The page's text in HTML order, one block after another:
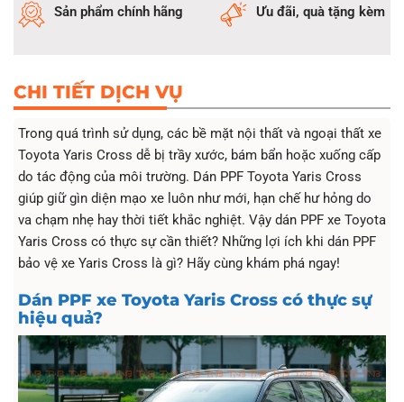
Sản phẩm chính hãng Ưu đãi, quà tặng kèm
CHI TIẾT DỊCH VỤ
Trong quá trình sử dụng, các bề mặt nội thất và ngoại thất xe
Toyota Yaris Cross dễ bị trầy xước, bám bẩn hoặc xuống cấp
do tác động của môi trường. Dán PPF Toyota Yaris Cross
giúp giữ gìn diện mạo xe luôn như mới, hạn chế hư hỏng do
va chạm nhẹ hay thời tiết khắc nghiệt. Vậy dán PPF xe Toyota
Yaris Cross có thực sự cần thiết? Những lợi ích khi dán PPF
bảo vệ xe Yaris Cross là gì? Hãy cùng khám phá ngay!
Dán PPF xe Toyota Yaris Cross có thực sự
hiệu quả?